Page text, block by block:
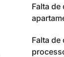
Falta
Falta